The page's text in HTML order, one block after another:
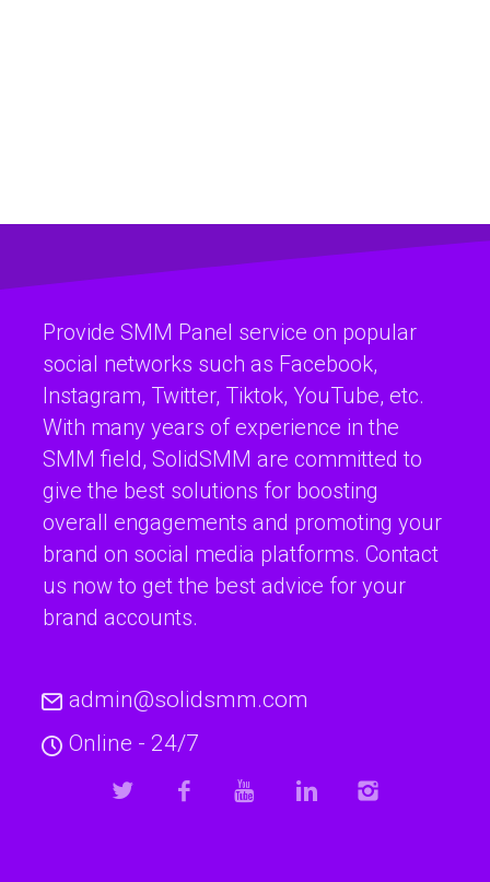
Provide SMM Panel service on popular
social networks such as Facebook,
Instagram, Twitter, Tiktok, YouTube, etc.
With many years of experience in the
SMM field, SolidSMM are committed to
give the best solutions for boosting
overall engagements and promoting your
brand on social media platforms. Contact
us now to get the best advice for your
brand accounts.
admin@solidsmm.com
Online - 24/7